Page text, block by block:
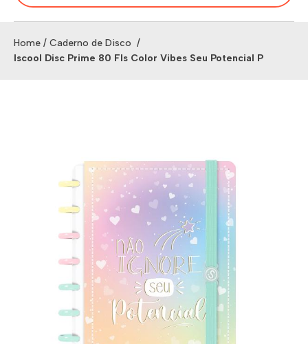
Home / Caderno de Disco /
Iscool Disc Prime 80 Fls Color Vibes Seu Potencial P